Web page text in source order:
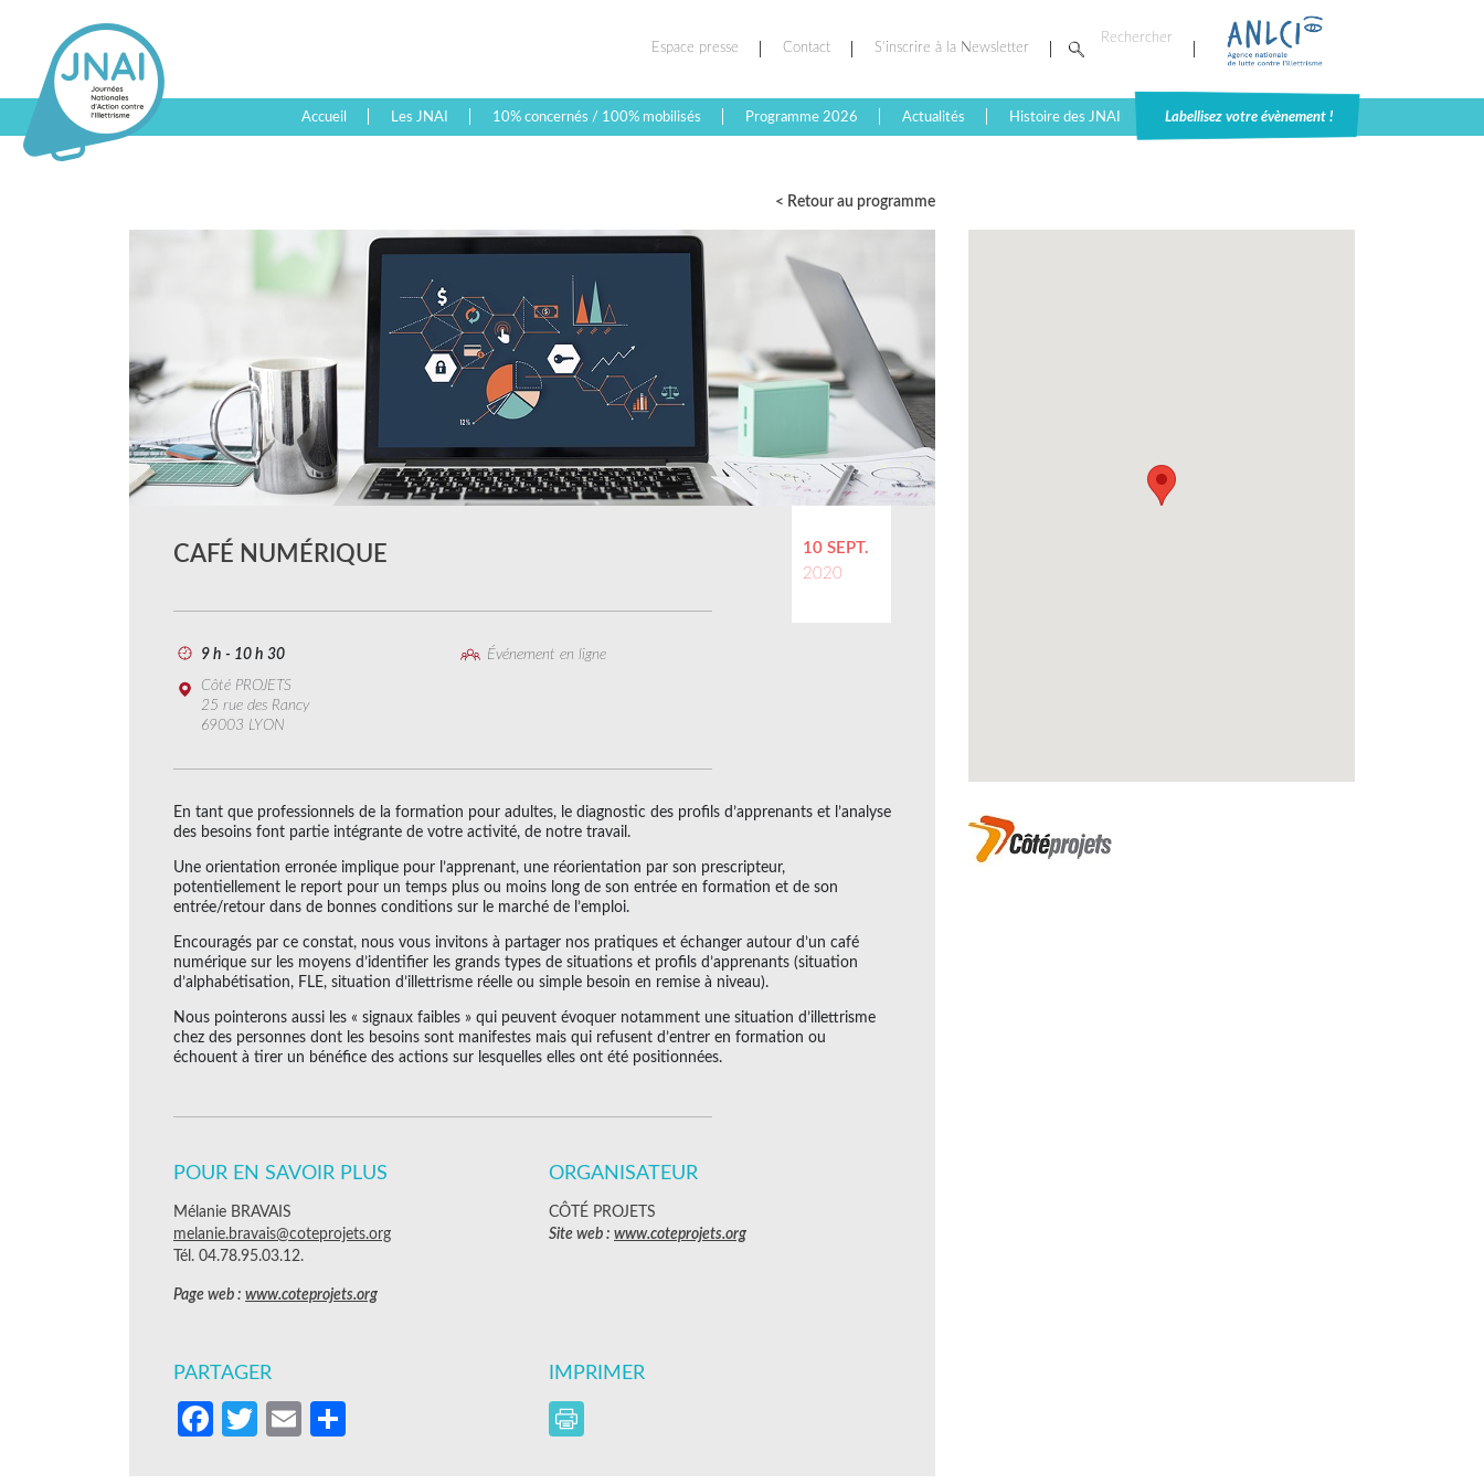
Espace presse Contact S’inscrire à la Newsletter
Accueil Les JNAI 10% concernés / 100% mobilisés Programme 2026 Actualités Histoire des JNAI Labellisez votre évènement !
< Retour au programme
10 SEPT.
2020
CAFÉ NUMÉRIQUE
9 h - 10 h 30
Événement en ligne
Côté PROJETS
25 rue des Rancy
69003 LYON
En tant que professionnels de la formation pour adultes, le diagnostic des profils d’apprenants et l’analyse
des besoins font partie intégrante de votre activité, de notre travail.
Une orientation erronée implique pour l’apprenant, une réorientation par son prescripteur,
potentiellement le report pour un temps plus ou moins long de son entrée en formation et de son
entrée/retour dans de bonnes conditions sur le marché de l’emploi.
Encouragés par ce constat, nous vous invitons à partager nos pratiques et échanger autour d’un café
numérique sur les moyens d’identifier les grands types de situations et profils d’apprenants (situation
d’alphabétisation, FLE, situation d’illettrisme réelle ou simple besoin en remise à niveau).
Nous pointerons aussi les « signaux faibles » qui peuvent évoquer notamment une situation d’illettrisme
chez des personnes dont les besoins sont manifestes mais qui refusent d’entrer en formation ou
échouent à tirer un bénéfice des actions sur lesquelles elles ont été positionnées.
POUR EN SAVOIR PLUS
Mélanie BRAVAIS
melanie.bravais@coteprojets.org
Tél. 04.78.95.03.12.
Page web : www.coteprojets.org
ORGANISATEUR
CÔTÉ PROJETS
Site web : www.coteprojets.org
PARTAGER
Facebook
Twitter
Email
IMPRIMER